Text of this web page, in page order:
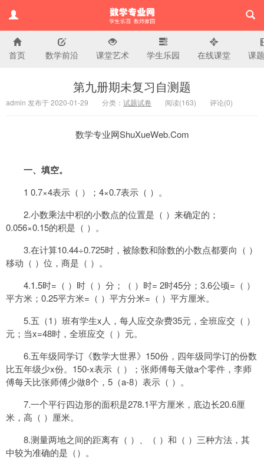
小学数学专业网
首页 数学前沿 课堂艺术 学生乐园 在线课堂 课
第九册期未复习自测题
admin 发布于 2020-01-29 分类： 试题试卷 阅读(163) 评论(0)
数学专业网ShuXueWeb.Com
一、填空。
1 0.7×4表示（ ）；4×0.7表示（ ）。
2.小数乘法中积的小数点的位置是（ ）来确定的；
0.056×0.15的积是（ ）。
3.在计算10.44÷0.725时，被除数和除数的小数点都要向（ ）
移动（ ）位，商是（ ）。
4.1.5时=（ ）时（ ）分；（ ）时= 2时45分；3.6公顷=（ ）
平方米；0.25平方米=（ ）平方分米=（ ）平方厘米。
5.五（1）班有学生x人，每人应交杂费35元，全班应交（ ）
元；当x=48时，全班应交（ ）元。
6.五年级同学订《数学大世界》150份，四年级同学订的份数
比五年级少x份。150-x表示（ ）；张师傅每天做a个零件，李师
傅每天比张师傅少做8个，5（a-8）表示（ ）。
7.一个平行四边形的面积是278.1平方厘米，底边长20.6厘
米，高（ ）厘米。
8.测量两地之间的距离有（ ）、（ ）和（ ）三种方法，其
中较为准确的是（）。